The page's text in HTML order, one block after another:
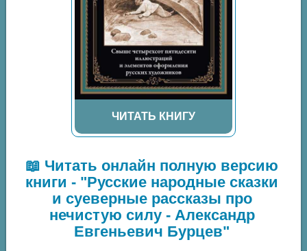
ЧИТАТЬ КНИГУ
📖 Читать онлайн полную версию
книги - "Русские народные сказки
и суеверные рассказы про
нечистую силу - Александр
Евгеньевич Бурцев"